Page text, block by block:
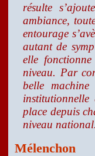
résulte
ambiance,
entourage
autant de
elle
niveau. Par
belle
place depuis
niveau
Mélenchon